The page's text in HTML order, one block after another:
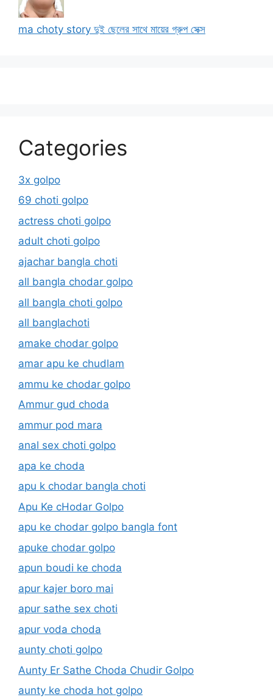
ma choty story দুই ছেলের সাথে মায়ের গ্রুপ সেক্স
Categories
3x golpo
69 choti golpo
actress choti golpo
adult choti golpo
ajachar bangla choti
all bangla chodar golpo
all bangla choti golpo
all banglachoti
amake chodar golpo
amar apu ke chudlam
ammu ke chodar golpo
Ammur gud choda
ammur pod mara
anal sex choti golpo
apa ke choda
apu k chodar bangla choti
Apu Ke cHodar Golpo
apu ke chodar golpo bangla font
apuke chodar golpo
apun boudi ke choda
apur kajer boro mai
apur sathe sex choti
apur voda choda
aunty choti golpo
Aunty Er Sathe Choda Chudir Golpo
aunty ke choda hot golpo